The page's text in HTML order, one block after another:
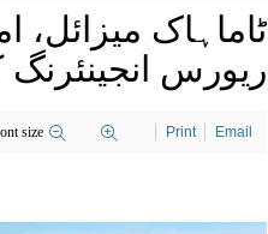
ٹاماہاک میزائل،
ریورس
size Print Email